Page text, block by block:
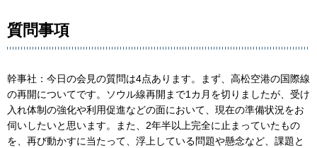
質問事項
幹事社：今日の会見の質問は4点あります。まず、高松空港の国際線
の再開についてです。ソウル線再開まで1カ月を切りましたが、受け
入れ体制の強化や利用促進などの面において、現在の準備状況をお
伺いしたいと思います。また、2年半以上完全に止まっていたもの
を、再び動かすに当たって、浮上している問題や懸念など、課題と